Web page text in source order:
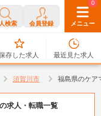
検索 会員登録 メニュー
0
存した求人
0
最近見た求人
須賀川市 福島県のケア
の求人・転職一覧